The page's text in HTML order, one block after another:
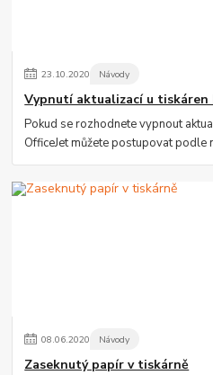
23.10.2020 Návody
Vypnutí aktualizací u tiskáren
Pokud se rozhodnete vypnout
OfficeJet můžete postupovat
08.06.2020 Návody
Zaseknutý papír v tiskárně